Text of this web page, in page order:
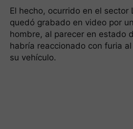
El hecho, ocurrido en el sector
quedó grabado en video por
hombre, al parecer en estado
habría reaccionado con furia
su vehículo.